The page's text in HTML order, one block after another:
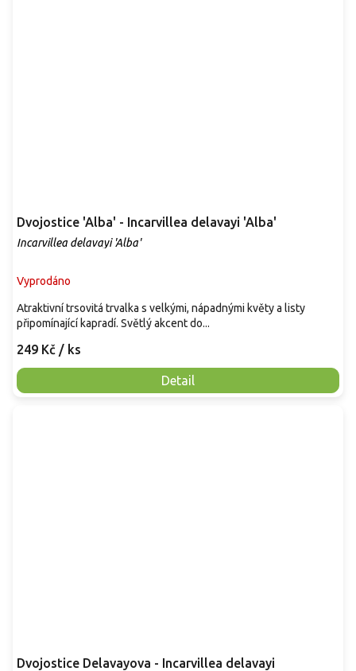
Dvojostice 'Alba' - Incarvillea delavayi 'Alba'
Incarvillea delavayi 'Alba'
Vyprodáno
249 Kč / ks
Detail
Atraktivní trsovitá trvalka s velkými, nápadnými květy a listy
připomínající kapradí. Světlý akcent do...
Dvojostice Delavayova - Incarvillea delavayi